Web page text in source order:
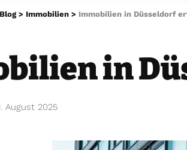
Blog> Immobilien > Immobilien in Düsseldorf
in
August 2025